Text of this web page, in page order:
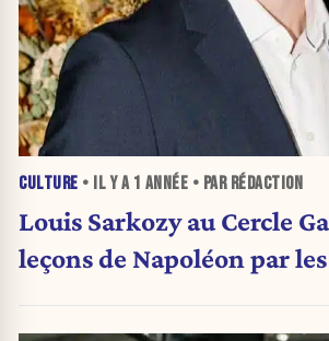
CULTURE • IL Y A 1 ANNÉE • PAR RÉDACTION
Louis Sarkozy au Cercle
leçons de Napoléon par